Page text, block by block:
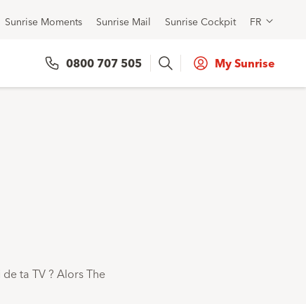
Sunrise Moments Sunrise Mail Sunrise Cockpit FR
0800 707 505 Search My Sunrise
ta TV ? Alors The